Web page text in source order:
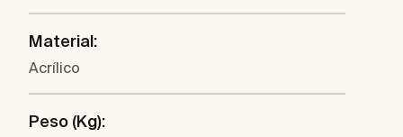
Material:
Acrílico
Peso (Kg):